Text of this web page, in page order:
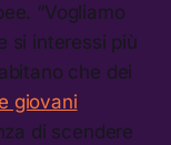
“Vogliamo
si interessi più
che dei
giovani
di scendere